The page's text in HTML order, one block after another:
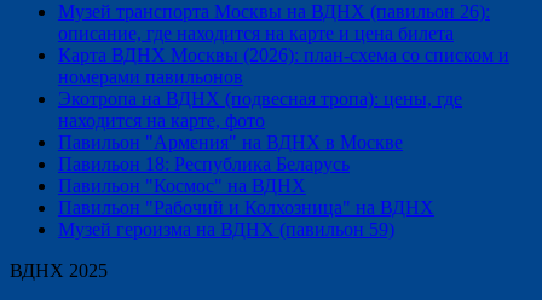
Музей транспорта Москвы на ВДНХ (павильон 26):
описание, где находится на карте и цена билета
Карта ВДНХ Москвы (2026): план-схема со списком и
номерами павильонов
Экотропа на ВДНХ (подвесная тропа): цены, где
находится на карте, фото
Павильон "Армения" на ВДНХ в Москве
Павильон 18: Республика Беларусь
Павильон "Космос" на ВДНХ
Павильон "Рабочий и Колхозница" на ВДНХ
Музей героизма на ВДНХ (павильон 59)
ВДНХ 2025